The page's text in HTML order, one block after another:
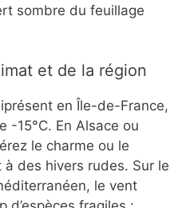
sombre du feuillage
et de la région
en Île-de-France,
-15°C. En Alsace ou
le charme ou le
des hivers rudes. Sur le
le vent